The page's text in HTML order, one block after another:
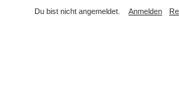
Du bist nicht angemeldet. Anmelden